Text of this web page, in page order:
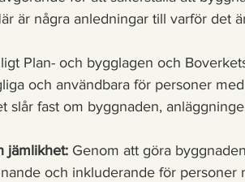
är några anledningar till varför det
Plan- och bygglagen och
och användbara för personer
slår fast om byggnaden,
jämlikhet: Genom att göra
och inkluderande för personer